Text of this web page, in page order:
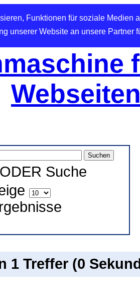
Funktionen für soziale Medien
unserer Website an unsere Partner
ODER Suche
1 Treffer (0